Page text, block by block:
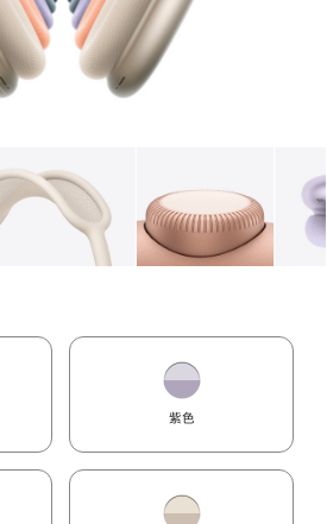
图库 图像 图库 图像
紫色